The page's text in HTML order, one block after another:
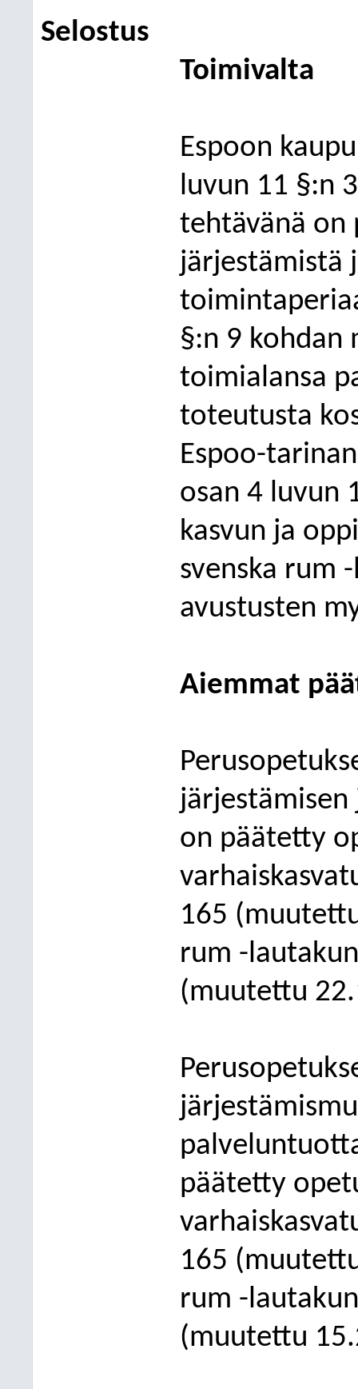
Selostus
Toimivalta
Espoon
luvun 11 §:n
tehtävänä on
järjestämistä
§:n 9 kohdan
toimialansa
toteutusta
Espoo-
osan 4 luvun
kasvun ja
svenska rum
avustusten
Aiemmat
on päätetty
165
rum -
(muutettu
päätetty
165
rum -
(muutettu